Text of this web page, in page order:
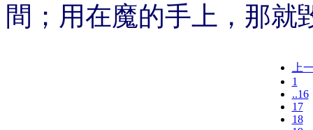
間；用在魔的手上，那就
上
1
..16
17
18